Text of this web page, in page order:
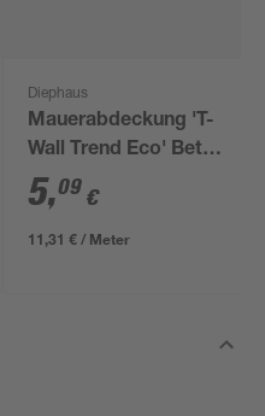
Diephaus
Mauerabdeckung 'T-
Wall Trend Eco' Beton
sandsteinfarben 45 x
22,5 x 5 cm
5,09 €
11,31 € / Meter